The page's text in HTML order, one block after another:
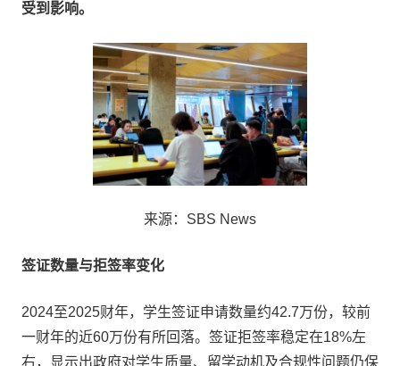
受到影响。
来源：SBS News
签证数量与拒签率变化
2024至2025财年，学生签证申请数量约42.7万份，较前
一财年的近60万份有所回落。签证拒签率稳定在18%左
右，显示出政府对学生质量、留学动机及合规性问题仍保